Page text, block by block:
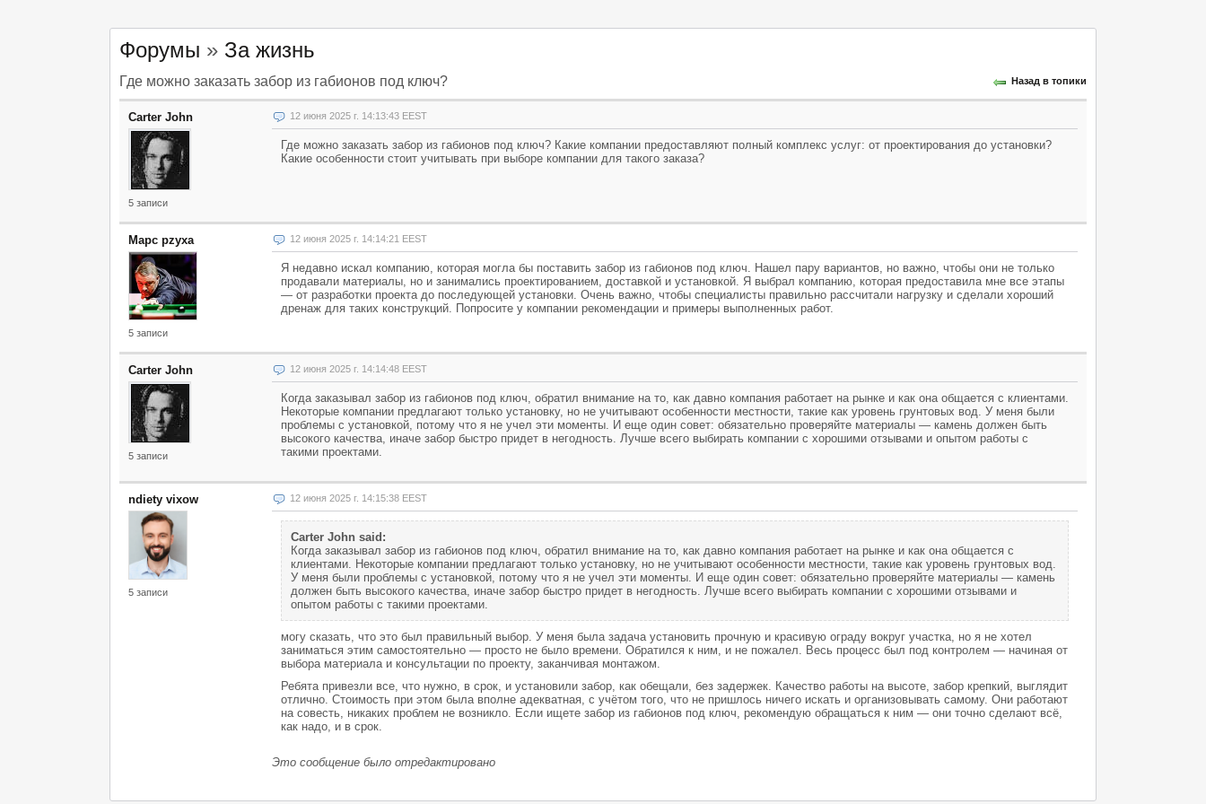
Форумы » За жизнь
Назад в топики
Где можно заказать забор из габионов под ключ?
Carter John
5 записи
12 июня 2025 г. 14:13:43 EEST
Где можно заказать забор из габионов под ключ? Какие компании предоставляют полный комплекс услуг: от проектирования до установки?
Какие особенности стоит учитывать при выборе компании для такого заказа?
Марс pzyxa
5 записи
12 июня 2025 г. 14:14:21 EEST
Я недавно искал компанию, которая могла бы поставить забор из габионов под ключ. Нашел пару вариантов, но важно, чтобы они не только
продавали материалы, но и занимались проектированием, доставкой и установкой. Я выбрал компанию, которая предоставила мне все этапы
— от разработки проекта до последующей установки. Очень важно, чтобы специалисты правильно рассчитали нагрузку и сделали хороший
дренаж для таких конструкций. Попросите у компании рекомендации и примеры выполненных работ.
Carter John
5 записи
12 июня 2025 г. 14:14:48 EEST
Когда заказывал забор из габионов под ключ, обратил внимание на то, как давно компания работает на рынке и как она общается с клиентами.
Некоторые компании предлагают только установку, но не учитывают особенности местности, такие как уровень грунтовых вод. У меня были
проблемы с установкой, потому что я не учел эти моменты. И еще один совет: обязательно проверяйте материалы — камень должен быть
высокого качества, иначе забор быстро придет в негодность. Лучше всего выбирать компании с хорошими отзывами и опытом работы с
такими проектами.
ndiety vixow
5 записи
12 июня 2025 г. 14:15:38 EEST
Carter John said:
Когда заказывал забор из габионов под ключ, обратил внимание на то, как давно компания работает на рынке и как она общается с
клиентами. Некоторые компании предлагают только установку, но не учитывают особенности местности, такие как уровень грунтовых вод.
У меня были проблемы с установкой, потому что я не учел эти моменты. И еще один совет: обязательно проверяйте материалы — камень
должен быть высокого качества, иначе забор быстро придет в негодность. Лучше всего выбирать компании с хорошими отзывами и
опытом работы с такими проектами.
могу сказать, что это был правильный выбор. У меня была задача установить прочную и красивую ограду вокруг участка, но я не хотел
заниматься этим самостоятельно — просто не было времени. Обратился к ним, и не пожалел. Весь процесс был под контролем — начиная от
выбора материала и консультации по проекту, заканчивая монтажом.
Ребята привезли все, что нужно, в срок, и установили забор, как обещали, без задержек. Качество работы на высоте, забор крепкий, выглядит
отлично. Стоимость при этом была вполне адекватная, с учётом того, что не пришлось ничего искать и организовывать самому. Они работают
на совесть, никаких проблем не возникло. Если ищете забор из габионов под ключ, рекомендую обращаться к ним — они точно сделают всё,
как надо, и в срок.
Это сообщение было отредактировано